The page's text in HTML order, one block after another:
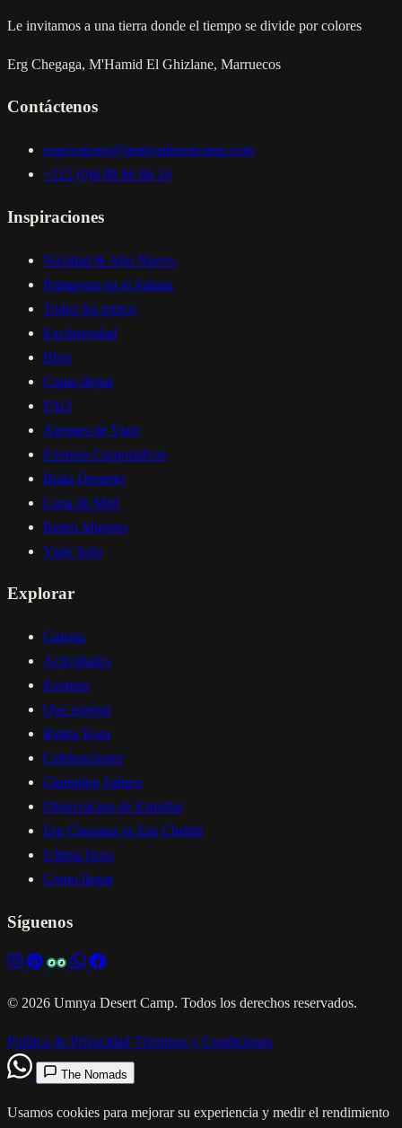
Le invitamos a una tierra donde el tiempo se divide por colores
Erg Chegaga, M'Hamid El Ghizlane, Marruecos
Contáctenos
reservations@umnyadesertcamp.com
+212 (0)6 00 66 66 16
Inspiraciones
Navidad & Año Nuevo
Primavera en el Sahara
Todos los retiros
Exclusividad
Blog
Como llegar
FAQ
Agentes de Viaje
Eventos Corporativos
Boda Desierto
Luna de Miel
Retiro Mujeres
Viaje Solo
Explorar
Galeria
Actividades
Eventos
Que esperar
Retiro Yoga
Celebraciones
Glamping Sahara
Observacion de Estrellas
Erg Chegaga vs Erg Chebbi
Ultima Hora
Como llegar
Síguenos
© 2026 Umnya Desert Camp. Todos los derechos reservados.
Política de Privacidad Términos y Condiciones
The Nomads
Usamos cookies para mejorar su experiencia y medir el rendimiento